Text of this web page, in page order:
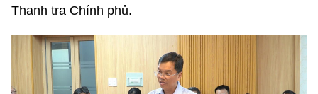
Thanh tra Chính phủ.